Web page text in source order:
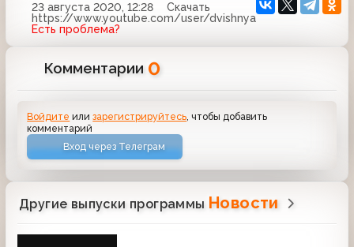
23 августа 2020, 12:28
Скачать
https://www.youtube.com/user/dvishnya
Есть проблема?
Комментарии 0
Войдите илизарегистрируйтесь, чтобы добавить
комментарий
Вход через Телеграм
Другие выпуски программы Новости